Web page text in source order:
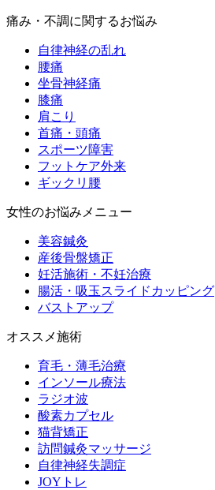
痛み・不調に関するお悩み
自律神経の乱れ
腰痛
坐骨神経痛
膝痛
肩こり
首痛・頭痛
スポーツ障害
フットケア外来
ギックリ腰
女性のお悩みメニュー
美容鍼灸
産後骨盤矯正
妊活施術・不妊治療
腸活・吸玉スライドカッピング
バストアップ
オススメ施術
育毛・薄毛治療
インソール療法
ラジオ波
酸素カプセル
猫背矯正
訪問鍼灸マッサージ
自律神経失調症
JOYトレ